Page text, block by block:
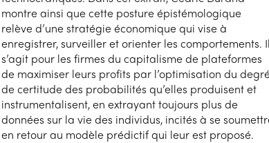
montre ainsi que cette posture épistémologique
relève d’une stratégie économique qui vise à
enregistrer, surveiller et orienter les comportements. Il
s’agit pour les firmes du capitalisme de plateformes
de maximiser leurs profits par l’optimisation du
de certitude des probabilités qu’elles produisent et
instrumentalisent, en extrayant toujours plus de
données sur la vie des individus, incités à se
en retour au modèle prédictif qui leur est proposé.